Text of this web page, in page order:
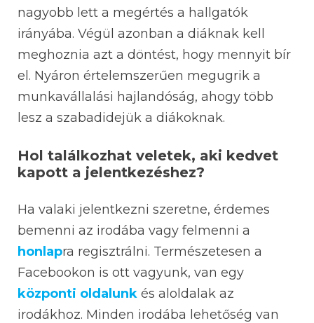
nagyobb lett a megértés a hallgatók
irányába. Végül azonban a diáknak kell
meghoznia azt a döntést, hogy mennyit bír
el. Nyáron értelemszerűen megugrik a
munkavállalási hajlandóság, ahogy több
lesz a szabadidejük a diákoknak.
Hol találkozhat veletek, aki kedvet
kapott a jelentkezéshez?
Ha valaki jelentkezni szeretne, érdemes
bemenni az irodába vagy felmenni a
honlapra regisztrálni. Természetesen a
Facebookon is ott vagyunk, van egy
központi oldalunk és aloldalak az
irodákhoz. Minden irodába lehetőség van